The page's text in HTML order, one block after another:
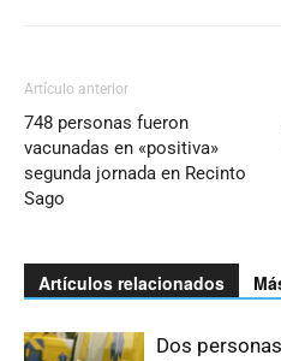
Artículo anterior
748 personas fueron
vacunadas en «positiva»
segunda jornada en Recinto
Sago
Artículos relacionados
Dos